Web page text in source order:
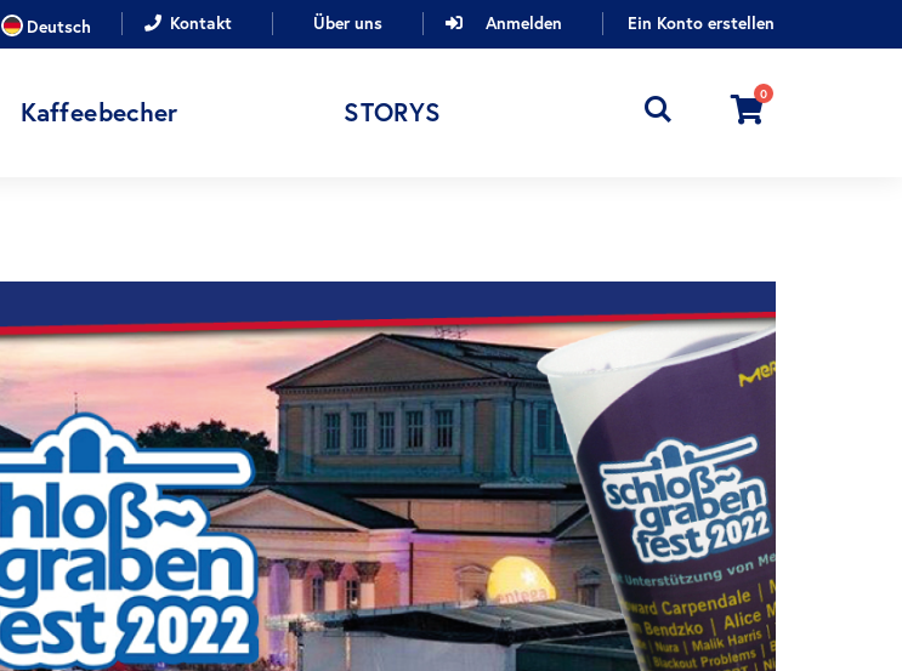
SPRACHEDeutsch Kontakt Über uns Anmelden Ein Konto erstellen
Cart
0
Kaffeebecher STORYS